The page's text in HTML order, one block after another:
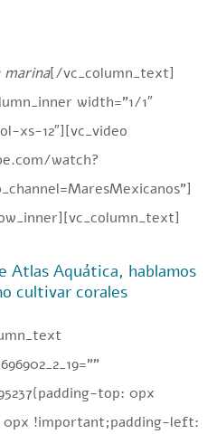
marina[/vc_column_text]
width=”1/1″
xs-12″][vc_video
watch?
Atlas Aquática, hablamos
cultivar corales
top: 0px
!important;padding-left: